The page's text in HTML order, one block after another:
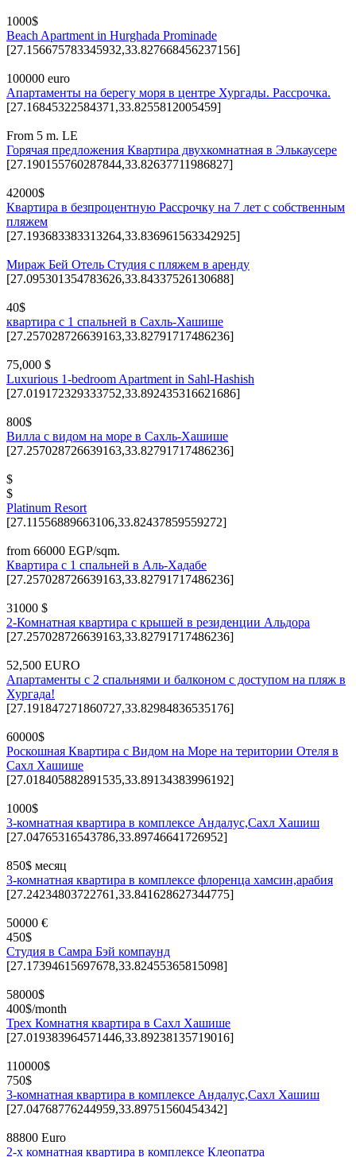
1000$
Beach Apartment in Hurghada Prominade
[27.156675783345932,33.827668456237156]
100000 euro
Апартаменты на берегу моря в центре Хургады. Рассрочка.
[27.16845322584371,33.8255812005459]
From 5 m. LE
Горячая предложения Квартира двухкомнатная в Элькаусере
[27.190155760287844,33.82637711986827]
42000$
Квартира в безпроцентную Рассрочку на 7 лет с собственным
пляжем
[27.193683383313264,33.836961563342925]
Мираж Бей Отель Студия с пляжем в аренду
[27.095301354783626,33.84337526130688]
40$
квартира с 1 спальней в Сахль-Хашише
[27.257028726639163,33.82791717486236]
75,000 $
Luxurious 1-bedroom Apartment in Sahl-Hashish
[27.019172329333752,33.892435316621686]
800$
Вилла с видом на море в Сахль-Хашише
[27.257028726639163,33.82791717486236]
$
$
Platinum Resort
[27.11556889663106,33.82437859559272]
from 66000 EGP/sqm.
Квартира с 1 спальней в Аль-Хадабе
[27.257028726639163,33.82791717486236]
31000 $
2-Комнатная квартира с крышей в резиденции Альдора
[27.257028726639163,33.82791717486236]
52,500 EURO
Апартаменты с 2 спальнями и балконом с доступом на пляж в
Хургада!
[27.191847271860727,33.82984836535176]
60000$
Роскошная Квартира с Видом на Море на територии Отеля в
Сахл Хашише
[27.018405882891535,33.89134383996192]
1000$
3-комнатная квартира в комплексе Андалус,Сахл Хашиш
[27.04765316543786,33.89746641726952]
850$ месяц
3-комнатная квартира в комплексе флоренца хамсин,арабия
[27.24234803722761,33.841628627344775]
50000 €
450$
Студия в Самра Бэй компаунд
[27.17394615697678,33.82455365815098]
58000$
400$/month
Трех Комнатня квартира в Сахл Хашише
[27.019383964571446,33.89238135719016]
110000$
750$
3-комнатная квартира в комплексе Андалус,Сахл Хашиш
[27.04768776244959,33.89751560454342]
88800 Euro
2-х комнатная квартира в комплексе Клеопатра